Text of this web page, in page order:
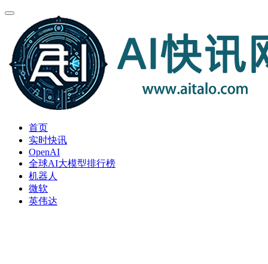
首页
实时快讯
OpenAI
全球AI大模型排行榜
机器人
微软
英伟达